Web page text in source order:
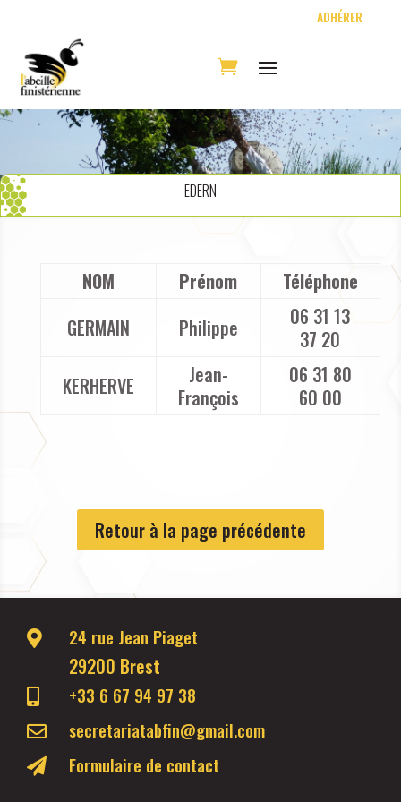
ADHÉRER
EDERN
NOM Prénom
Téléphone
GERMAIN
Philippe
06 31 13
37 20
KERHERVE
Jean-
François
06 31 80
60 00
Retour à la page précédente
 24 rue Jean Piaget
29200 Brest
 +33 6 67 94 97 38
 secretariatabfin@gmail.com
 Formulaire de contact